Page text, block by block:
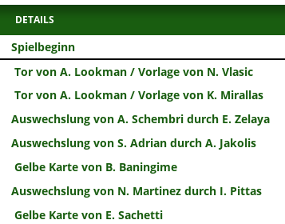
DETAILS
Spielbeginn
Tor von A. Lookman / Vorlage von N. Vlasic
Tor von A. Lookman / Vorlage von K. Mirallas
Auswechslung von A. Schembri durch E. Zelaya
Auswechslung von S. Adrian durch A. Jakolis
Gelbe Karte von B. Baningime
Auswechslung von N. Martinez durch I. Pittas
Gelbe Karte von E. Sachetti